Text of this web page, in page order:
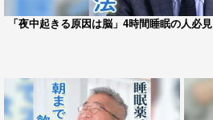
「夜中起きる原因は脳」4時間睡眠の人必見